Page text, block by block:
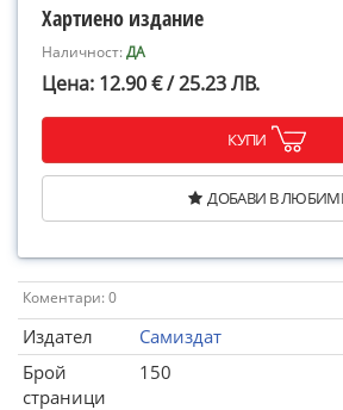
Хартиено издание
Наличност:ДА
Цена: 12.90 € / 25.23 ЛВ.
КУПИ
ДОБАВИ В
Коментари: 0
Издател
Самиздат
Брой
страници
150